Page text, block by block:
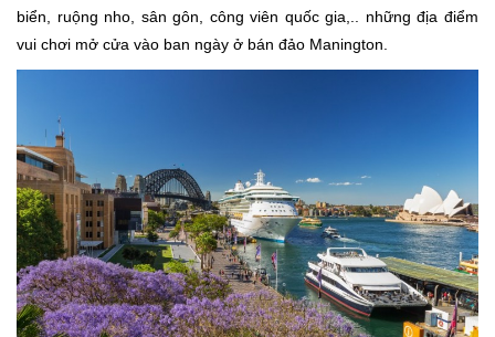
biển, ruộng nho, sân gôn, công viên quốc gia,.. những địa điểm
vui chơi mở cửa vào ban ngày ở bán đảo Manington.